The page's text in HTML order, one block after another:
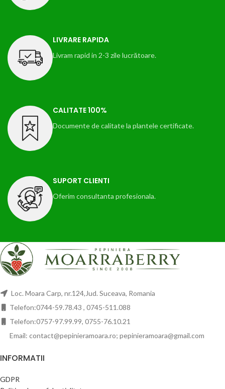
LIVRARE RAPIDA
Livram rapid in 2-3 zile lucrătoare.
CALITATE 100%
Documente de calitate la plantele certificate.
SUPORT CLIENTI
Oferim consultanta profesionala.
Loc. Moara Carp, nr.124,Jud. Suceava, Romania
Telefon:0744-59.78.43 , 0745-511.088
Telefon:0757-97.99.99, 0755-76.10.21
Email: contact@pepinieramoara.ro; pepinieramoara@gmail.com
INFORMATII
GDPR